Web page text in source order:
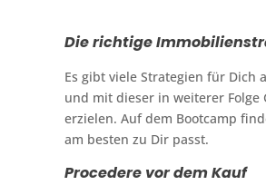
Die richtige
Es gibt viele Strategien für Dich
und mit dieser in weiterer Folge
erzielen. Auf dem Bootcamp
am besten zu Dir passt.
Procedere vor dem Kauf